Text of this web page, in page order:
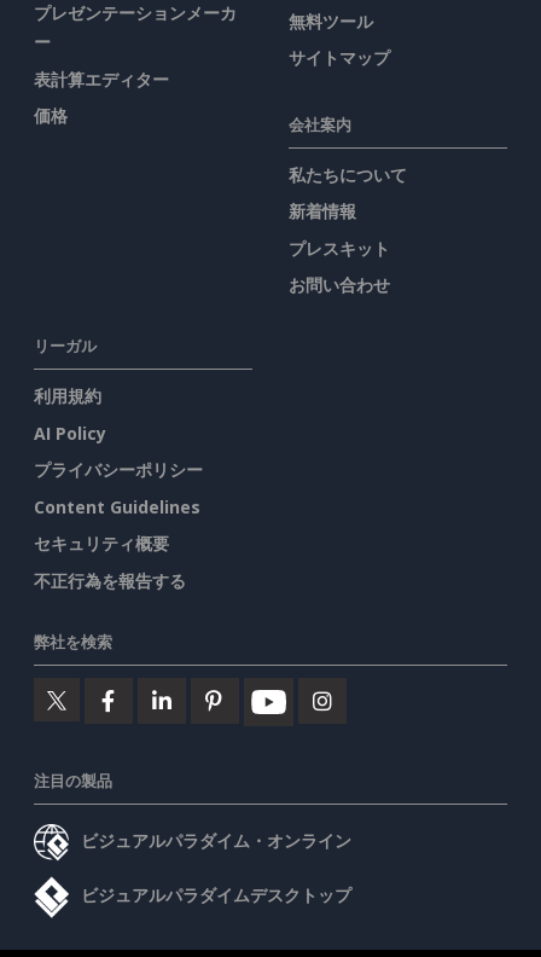
プレゼンテーションメーカ
ー
表計算エディター
価格
無料ツール
サイトマップ
会社案内
私たちについて
新着情報
プレスキット
お問い合わせ
リーガル
利用規約
AI Policy
プライバシーポリシー
Content Guidelines
セキュリティ概要
不正行為を報告する
弊社を検索
注目の製品
ビジュアルパラダイム・オンライン
ビジュアルパラダイムデスクトップ